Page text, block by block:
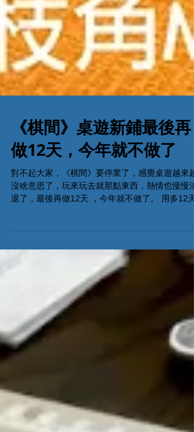
《棋間》桌遊新鋪最後再
做12天，今年就不做了
退了，最後再做12天 ，今年就不做了。 用多12天
再用的Book位聯絡電話53935367 All On Board
Boardgames Retail Shop Global Gateway Tower
16樓11室 (荔枝角MTR Exit B)